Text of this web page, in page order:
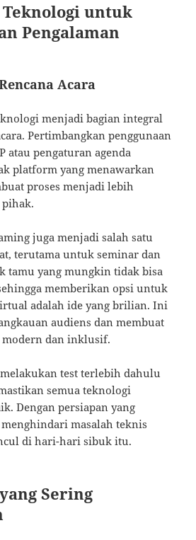
untuk
Pengalaman
Acara
menjadi bagian integral
Pertimbangkan penggunaan
atau pengaturan agenda
platform yang menawarkan
proses menjadi lebih
pihak.
juga menjadi salah satu
terutama untuk seminar dan
tamu yang mungkin tidak bisa
memberikan opsi untuk
adalah ide yang brilian. Ini
audiens dan membuat
dan inklusif.
test terlebih dahulu
semua teknologi
Dengan persiapan yang
masalah teknis
di hari-hari sibuk itu.
Sering